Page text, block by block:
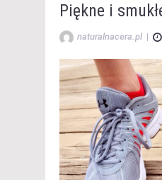
Piękne i
naturalnacera.pl |